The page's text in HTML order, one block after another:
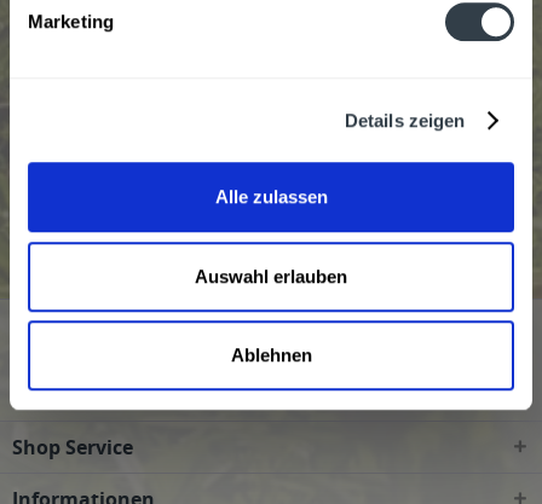
Marketing
Details zeigen
Alle zulassen
Auswahl erlauben
Ablehnen
Regionen, Städten, Orten und Postleitzahl-Gebieten
geliefert
Service Hotline
Shop Service